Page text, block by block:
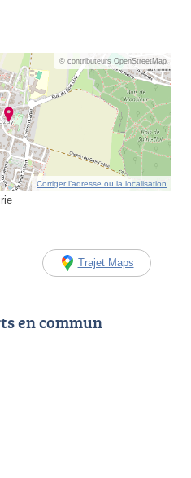
© contributeurs OpenStreetMap
Corriger l’adresse ou la localisation
Trajet Maps
en commun